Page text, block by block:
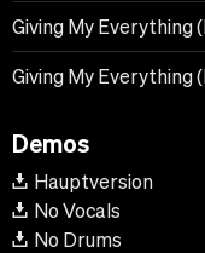
Giving My Everything
Giving My Everything
Demos
Hauptversion
No Vocals
No Drums